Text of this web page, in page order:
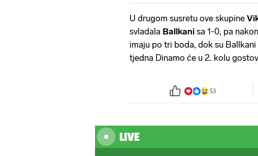
U drugom susretu ove skupine
svladala Ballkani sa 1-0, pa
imaju po tri boda, dok su
tjedna Dinamo će u 2. kolu
53
LIVE